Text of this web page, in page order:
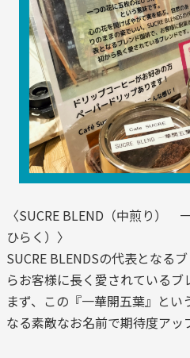
〈SUCRE BLEND（中煎り）
ひらく）〉
SUCRE BLENDSの代表となる
らお客様に長く愛されているブ
まず、この『一華開五葉』と
なる素敵なお名前で期待度アッ